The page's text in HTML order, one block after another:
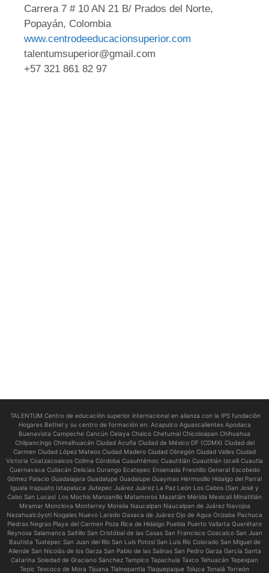
Carrera 7 # 10 AN 21 B/ Prados del Norte,
Popayán, Colombia
www.centrodeeducacionsuperior.com
talentumsuperior@gmail.com
+57 321 861 82 97
TALENTUM Centro de educación superior internacional en alianza con la IPS fundación
Hogares Bethel y su centro de formación en: Acapulco Aguascalientes Apodaca
Buenavista Campeche Cancún Celaya Chalco Chetumal Chicoloapan Chihuahua
Chilpancingo Chimalhuacán Ciudad Acuña Ciudad de México DF (CDMX) Ciudad del
Carmen Ciudad López Mateos Ciudad Madero Ciudad Obregón Ciudad Valles Ciudad
Victoria Coatzacoalcos Colima Córdoba Cuauhtémoc Cuautitlán Cuautitlán Izcalli Cuautla
Cuernavaca Culiacán Delicias Durango Ecatepec Ensenada Fresnillo General Escobedo
Gómez Palacio Guadalajara Guadalupe Guadalupe Guaymas Hermosillo Hidalgo del Parral
Iguala Irapuato Ixtapaluca Jiutepec Juárez Juárez La Paz León Los Cabos (San José y
Cabo San Lucas) Los Mochis Manzanillo Matamoros Mazatlán Mérida Mexicali Minatitlán
Miramar Monclova Monterrey Morelia Naucalpan Naucalpan de Juárez Navojoa
Nezahualcóyotl Nogales Nuevo Laredo Oaxaca de Juárez Ojo de Agua Orizaba Pachuca
Piedras Negras Playa del Carmen Poza Rica de Hidalgo Puebla Puerto Vallarta Querétaro
Reynosa Salamanca Saltillo San Cristóbal de las Casas San Francisco Coacalco San Juan
Bautista Tuxtepec San Juan del Río San Luis Potosí San Luis Río Colorado San Miguel de
Allende San Nicolás de los Garza San Pablo de las Salinas San Pedro Garza García Santa
Catarina Soledad de Graciano Sánchez Tampico Tapachula Taxco Tehuacán Tepexpan
Tepic Texcoco de Mora Tijuana Tlalnepantla Tlaquepaque Toluca Tonalá Torreón